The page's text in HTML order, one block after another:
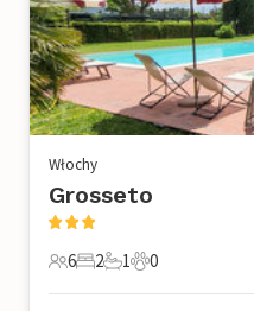
Włochy
Grosseto
6 Goście
6
2 Sypialnie
2
1 Łazienka
1
0 Zwierzęta
0